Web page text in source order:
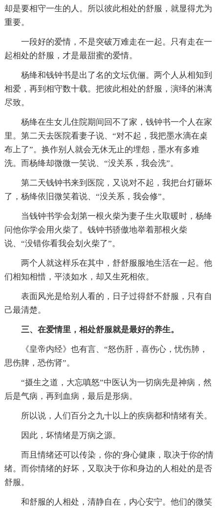
却是要相守一生的人。所以彼此相处的舒服，就显得尤为
重要。
一段好的爱情，不是突破万难走在一起。只有走在一
起相处的舒服，才是最甜蜜的爱情。
杨绛和钱钟书是出了名的文坛伉俪。两个人从相知到
相爱，再到相守数十载。把彼此相处的舒服，演绎的淋漓
尽致。
杨绛在生女儿住院期间回不了家，钱钟书一个人在家
里。第二天去医院看妻子说、“对不起，我把墨水滴在桌
布上了”。换作别人就会无休无止的埋怨，墨水有多难
洗。而杨绛却微微一笑说、“没关系，我会洗”。
第二天钱钟书来到医院，又说对不起，我把台灯砸坏
了，杨绛依旧微笑着说、“没关系，我会修”。
当钱钟书学会划第一根火柴为妻子生火取暖时，杨绛
问他你学会用火柴了。钱钟书骄傲地举着那根火柴
说、“没错你看我会划火柴了”。
两个人就这样乐在其中，舒舒服服地生活在一起。他
们相知相惜，平淡如水，却又生死相依。
表面风光是给别人看的，日子过得舒不舒服，只有自
己最清楚。
三、在爱情里，相处舒服就是最好的养生。
《皇帝内经》也有言、“怒伤肝，喜伤心，忧伤肺，
思伤脾，恐伤肾”。
“摄生之道，大忘嗔怒”中医认为一切病先是神病，然
后是气病，再到血病，最后是形病。
所以说，人们百分之九十以上的疾病都和情绪有关。
因此，坏情绪是万病之源。
而且情绪还可以传染，你的'身心健康，取决于你的情
绪。而你情绪的好坏，又取决于你和身边的人相处的是否
舒服。
和舒服的人相处，清静自在，内心安宁。他们的微笑